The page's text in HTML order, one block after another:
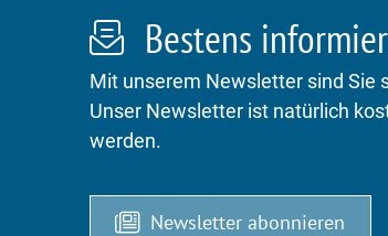
Bestens
Mit unserem Newsletter sind Sie
Unser Newsletter ist natürlich
werden.
Newsletter abonnieren